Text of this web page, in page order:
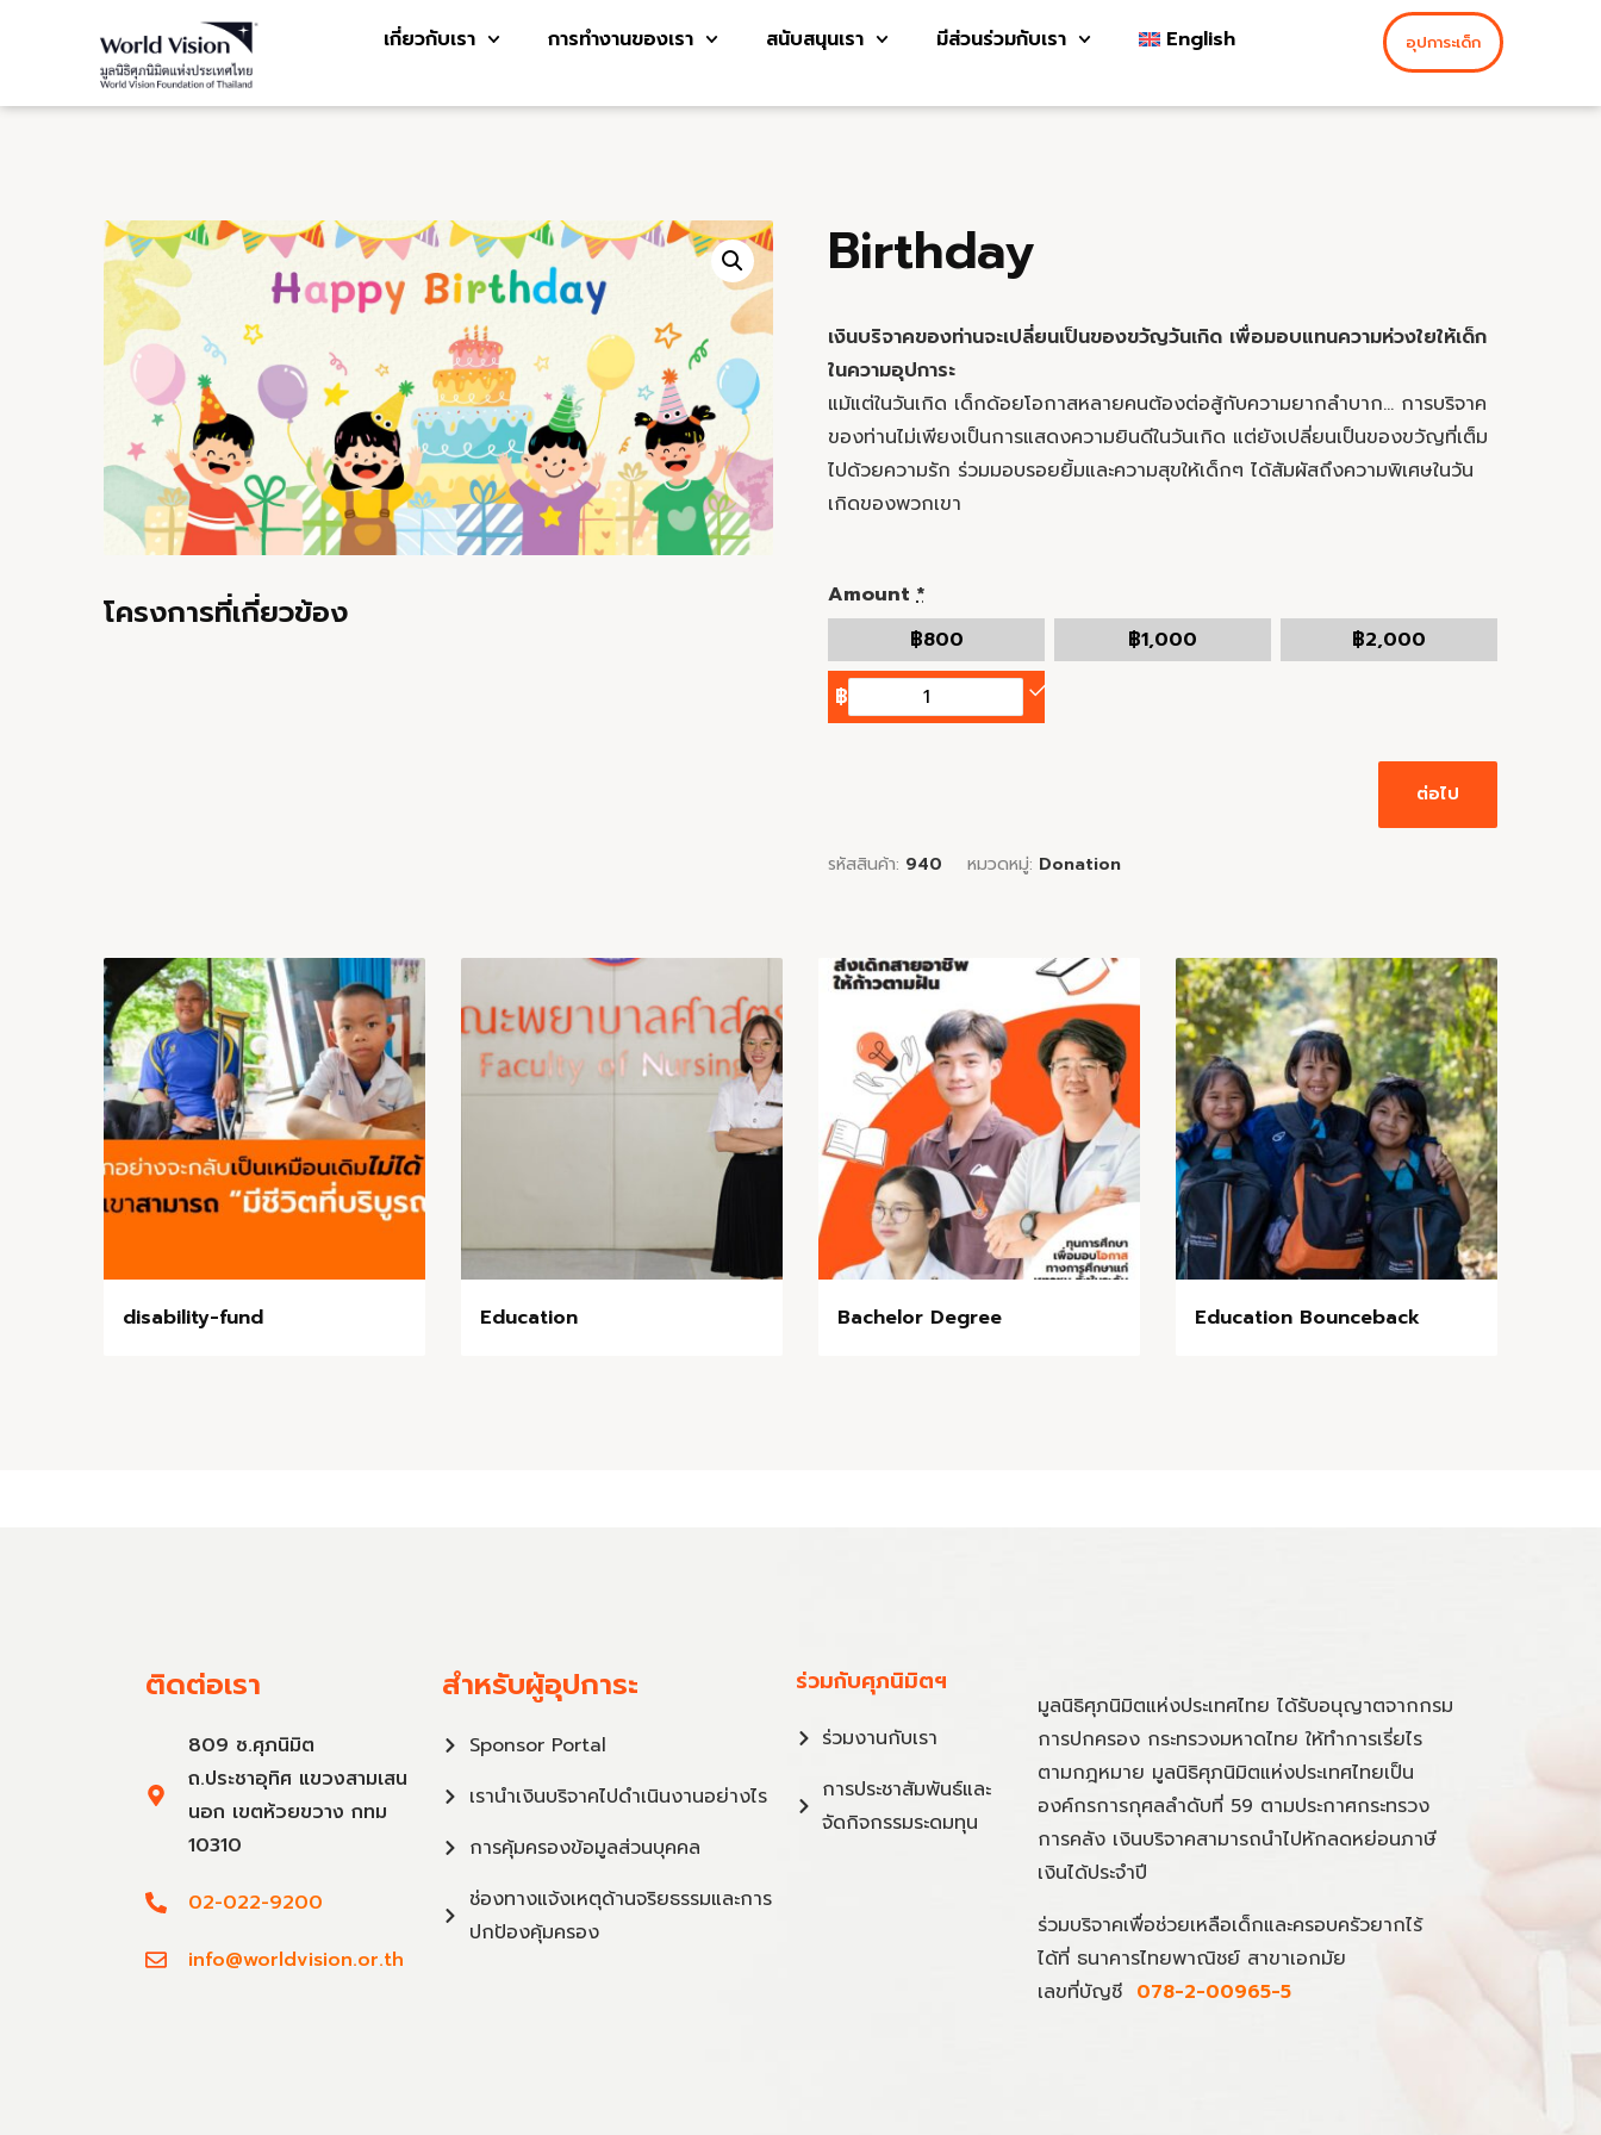
เกี่ยวกับเรา การทำงานของเรา สนับสนุนเรา มีส่วนร่วมกับเรา English อุปการะเด็ก
Birthday
เงินบริจาคของท่านจะเปลี่ยนเป็นของขวัญวันเกิด เพื่อมอบแทนความห่วงใยให้เด็ก
ในความอุปการะ
แม้แต่ในวันเกิด เด็กด้อยโอกาสหลายคนต้องต่อสู้กับความยากลำบาก… การบริจาค
ของท่านไม่เพียงเป็นการแสดงความยินดีในวันเกิด แต่ยังเปลี่ยนเป็นของขวัญที่เต็ม
ไปด้วยความรัก ร่วมมอบรอยยิ้มและความสุขให้เด็กๆ ได้สัมผัสถึงความพิเศษในวัน
เกิดของพวกเขา
Amount*
฿800 ฿1,000 ฿2,000
฿
ต่อไป
รหัสสินค้า: 940 หมวดหมู่: Donation
โครงการที่เกี่ยวข้อง
disability-fund Education Bachelor Degree Education Bounceback
ติดต่อเรา
809 ซ.ศุภนิมิต
ถ.ประชาอุทิศ แขวงสามเสน
นอก เขตห้วยขวาง กทม
10310
02-022-9200
info@worldvision.or.th
สำหรับผู้อุปการะ
Sponsor Portal
เรานำเงินบริจาคไปดำเนินงานอย่างไร
การคุ้มครองข้อมูลส่วนบุคคล
ช่องทางแจ้งเหตุด้านจริยธรรมและการ
ปกป้องคุ้มครอง
ร่วมกับศุภนิมิตฯ
ร่วมงานกับเรา
การประชาสัมพันธ์และ
จัดกิจกรรมระดมทุน
มูลนิธิศุภนิมิตแห่งประเทศไทย ได้รับอนุญาตจากกรม
การปกครอง กระทรวงมหาดไทย ให้ทำการเรี่ยไร
ตามกฎหมาย มูลนิธิศุภนิมิตแห่งประเทศไทยเป็น
องค์กรการกุศลลำดับที่ 59 ตามประกาศกระทรวง
การคลัง เงินบริจาคสามารถนำไปหักลดหย่อนภาษี
เงินได้ประจำปี
ร่วมบริจาคเพื่อช่วยเหลือเด็กและครอบครัวยากไร้
ได้ที่ ธนาคารไทยพาณิชย์ สาขาเอกมัย
เลขที่บัญชี 078-2-00965-5